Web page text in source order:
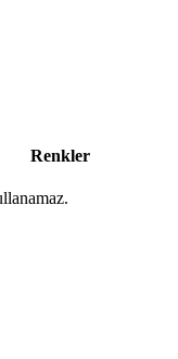
Renkler